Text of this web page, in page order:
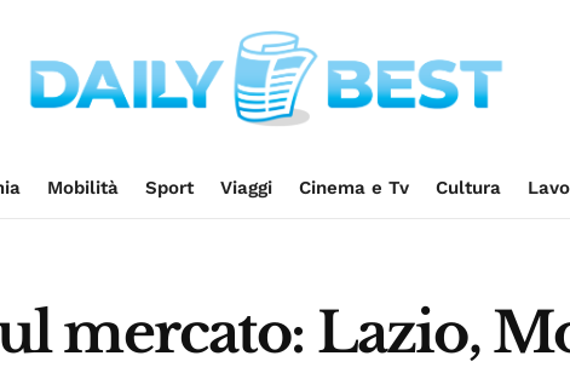
Mobilità Sport Viaggi Cinema e Tv Cultura
mercato: Lazio,